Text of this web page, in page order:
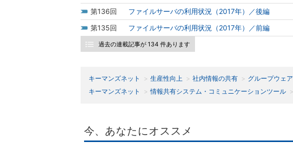
136
ファイルサーバの利用状況（2017年）／後編
135
ファイルサーバの利用状況（2017年）／前編
過去の連載記事が 134 件あります
キーマンズネット 生産性向上 社内情報の共有 グループウェア
キーマンズネット
情報共有システム・コミュニケーションツール